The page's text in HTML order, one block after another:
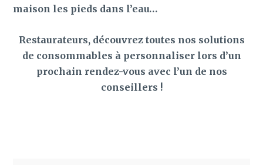
maison les pieds dans l’eau…
Restaurateurs, découvrez toutes nos solutions
de consommables à personnaliser lors d’un
prochain rendez-vous avec l’un de nos
conseillers !